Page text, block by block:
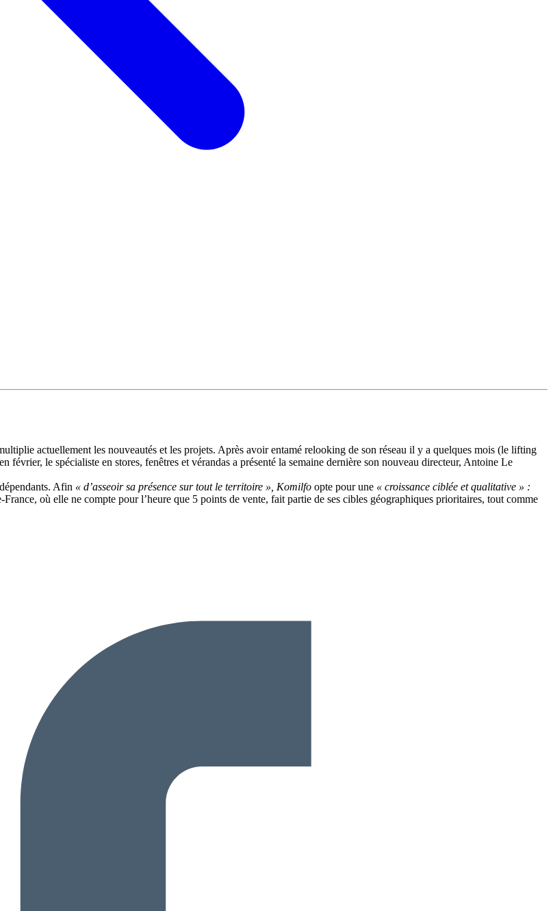
actuellement les nouveautés et les projets. Après avoir entamé relooking de son réseau il y a quelques mois (le lifting
février, le spécialiste en stores, fenêtres et vérandas a présenté la semaine dernière son nouveau directeur, Antoine Le
Afin « d’asseoir sa présence sur tout le territoire », Komilfo opte pour une « croissance ciblée et qualitative » :
France, où elle ne compte pour l’heure que 5 points de vente, fait partie de ses cibles géographiques prioritaires, tout comme